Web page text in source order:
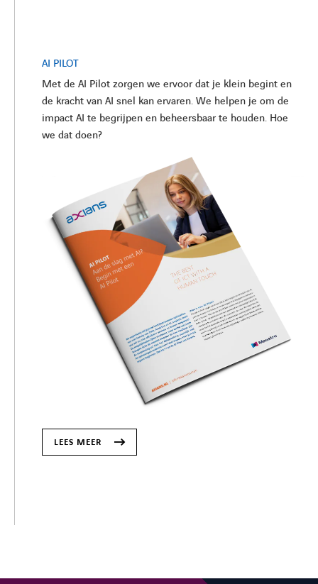
LINKEDINYOUTUBEFACEBOOKTWITTER
AI PILOT
Met de AI Pilot zorgen we ervoor dat je klein begint en
de kracht van AI snel kan ervaren. We helpen je om de
impact AI te begrijpen en beheersbaar te houden. Hoe
we dat doen?
LEES MEER